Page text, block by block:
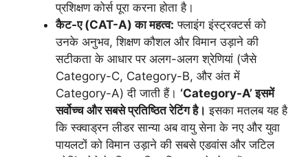
प्रशिक्षण कोर्स पूरा करना होता है।
कैट-ए (CAT-A) का महत्व: फ्लाइंग इंस्ट्रक्टर्स को
उनके अनुभव, शिक्षण कौशल और विमान उड़ाने की
सटीकता के आधार पर अलग-अलग श्रेणियां (जैसे
Category-C, Category-B, और अंत में
Category-A) दी जाती हैं। ‘Category-A’ इसमें
सर्वोच्च और सबसे प्रतिष्ठित रेटिंग है। इसका मतलब यह है
कि स्क्वाड्रन लीडर सान्या अब वायु सेना के नए और युवा
पायलटों को विमान उड़ाने की सबसे एडवांस और जटिल